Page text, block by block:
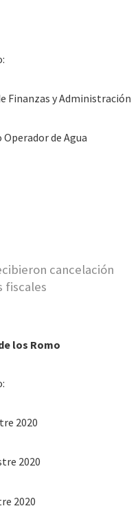
Finanzas y Administración
de Agua
cancelación
fiscales
los Romo
2020
2020
2020